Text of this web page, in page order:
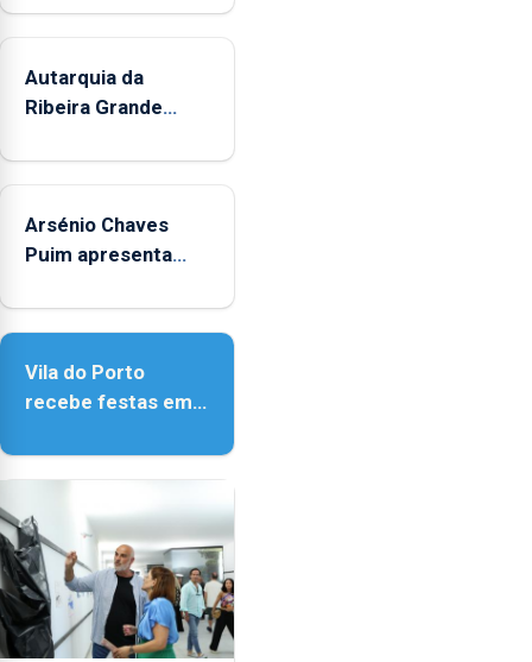
Autarquia da
Ribeira Grande
"Museus no Verão"
Arsénio Chaves
Puim apresenta
de Vila do Porto
Vila do Porto
recebe festas em
Senhora da